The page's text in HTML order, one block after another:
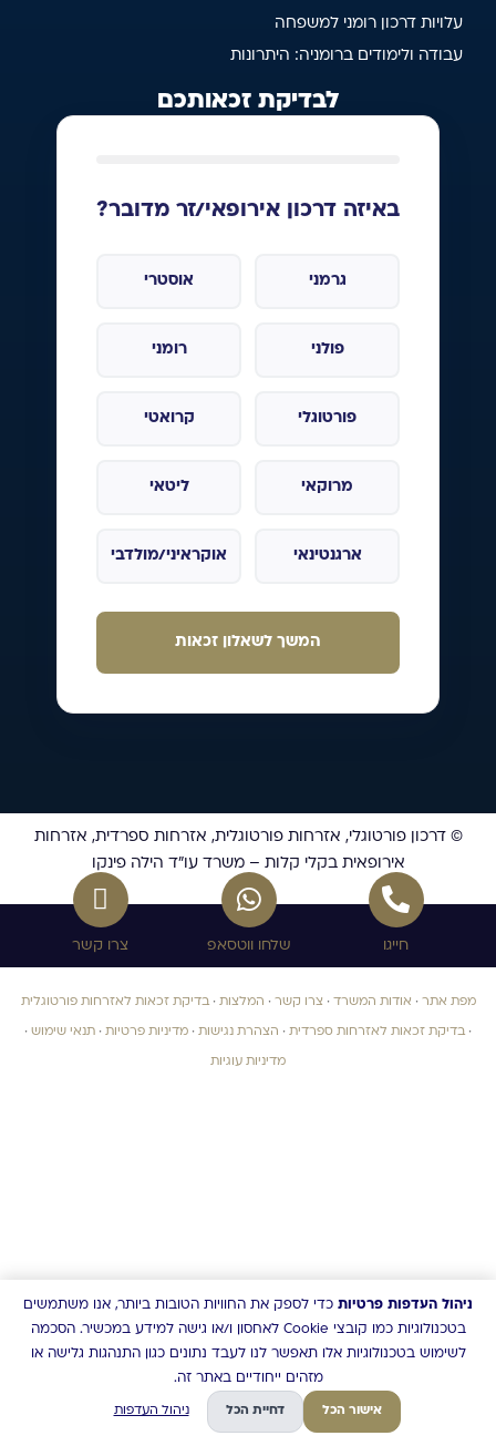
עלויות דרכון רומני למשפחה
עבודה ולימודים ברומניה: היתרונות
לבדיקת זכאותכם
באיזה דרכון אירופאי/זר מדובר?
גרמני אוסטרי
פולני רומני
פורטוגלי קרואטי
מרוקאי ליטאי
ארגנטינאי אוקראיני/מולדבי
המשך לשאלון זכאות
© דרכון פורטוגלי, אזרחות פורטוגלית, אזרחות ספרדית, אזרחות
אירופאית בקלי קלות – משרד עו”ד הילה פינקו
חייגו שלחו ווטסאפ צרו קשר
מפת אתר · אודות המשרד · צרו קשר · המלצות · בדיקת זכאות לאזרחות פורטוגלית
· בדיקת זכאות לאזרחות ספרדית · הצהרת נגישות · מדיניות פרטיות · תנאי שימוש ·
מדיניות עוגיות
ניהול העדפות פרטיות כדי לספק את החוויות הטובות ביותר, אנו משתמשים
בטכנולוגיות כמו קובצי Cookie לאחסון ו/או גישה למידע במכשיר. הסכמה
לשימוש בטכנולוגיות אלו תאפשר לנו לעבד נתונים כגון התנהגות גלישה או
מזהים ייחודיים באתר זה.
אישור הכל דחיית הכל ניהול העדפות